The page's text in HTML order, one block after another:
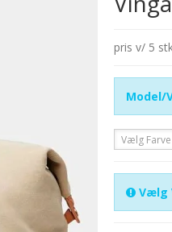
pris v/ 5
Model/
Vælg Farve
Vælg